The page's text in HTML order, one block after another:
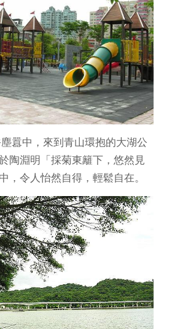
囂中，來到青山環抱的大湖公
陶淵明「採菊東籬下，悠然見
，令人怡然自得，輕鬆自在。